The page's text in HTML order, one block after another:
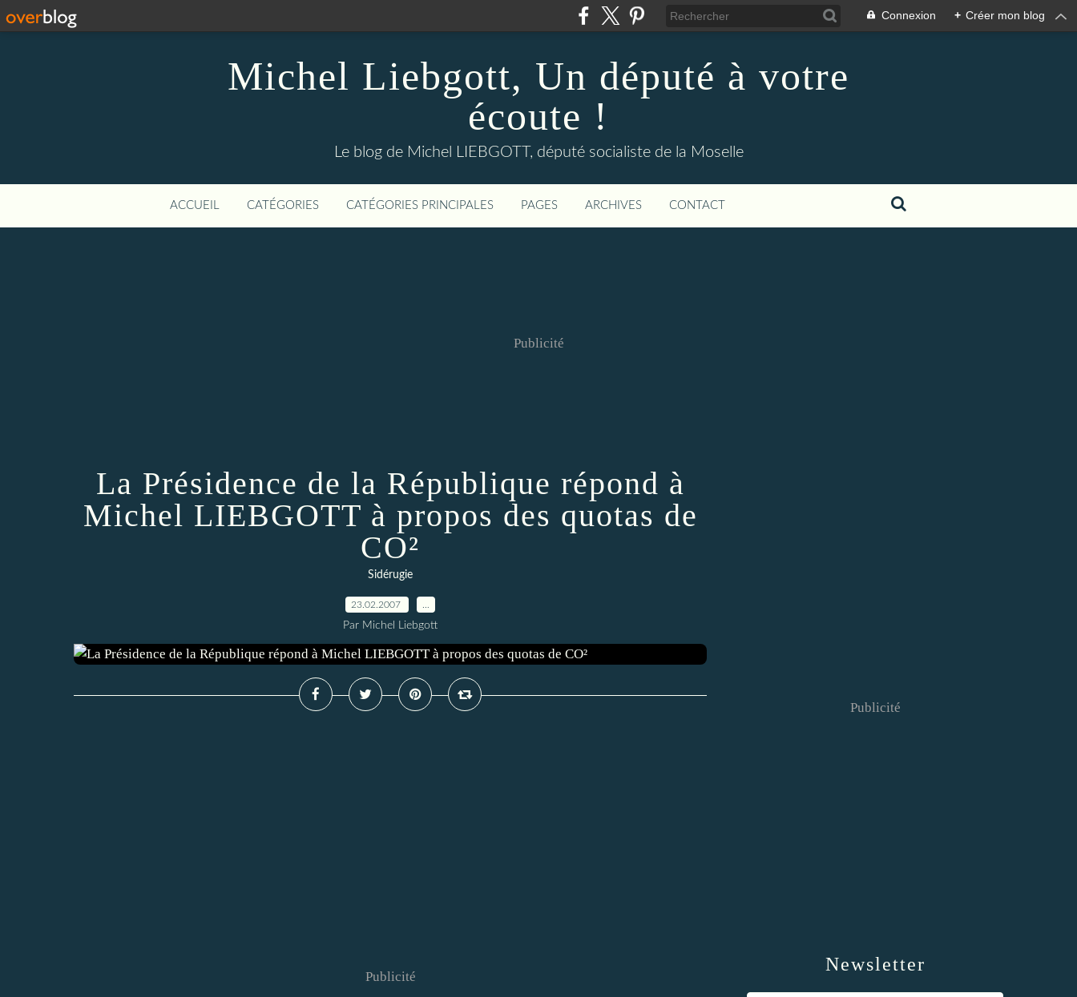
Connexion + Créer mon blog
Michel Liebgott, Un député à votre
écoute !
Le blog de Michel LIEBGOTT, député socialiste de la Moselle
ACCUEIL CATÉGORIES CATÉGORIES PRINCIPALES PAGES ARCHIVES CONTACT
Publicité
La Présidence de la République répond à
Michel LIEBGOTT à propos des quotas de
CO²
Sidérugie
23.02.2007
Par Michel Liebgott
Publicité
Newsletter
Publicité